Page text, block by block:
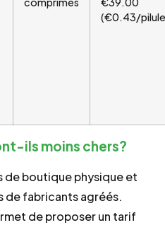
(€0.43/
ils moins chers?
de boutique physique et
de fabricants agréés.
de proposer un tarif